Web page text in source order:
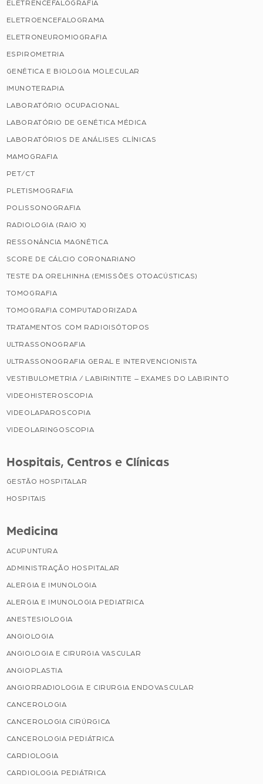
ELETRENCEFALOGRAFIA
ELETROENCEFALOGRAMA
ELETRONEUROMIOGRAFIA
ESPIROMETRIA
GENÉTICA E BIOLOGIA MOLECULAR
IMUNOTERAPIA
LABORATÓRIO OCUPACIONAL
LABORATÓRIO DE GENÉTICA MÉDICA
LABORATÓRIOS DE ANÁLISES CLÍNICAS
MAMOGRAFIA
PET/CT
PLETISMOGRAFIA
POLISSONOGRAFIA
RADIOLOGIA (RAIO X)
RESSONÂNCIA MAGNÉTICA
SCORE DE CÁLCIO CORONARIANO
TESTE DA ORELHINHA (EMISSÕES OTOACÚSTICAS)
TOMOGRAFIA
TOMOGRAFIA COMPUTADORIZADA
TRATAMENTOS COM RADIOISÓTOPOS
ULTRASSONOGRAFIA
ULTRASSONOGRAFIA GERAL E INTERVENCIONISTA
VESTIBULOMETRIA / LABIRINTITE – EXAMES DO LABIRINTO
VIDEOHISTEROSCOPIA
VIDEOLAPAROSCOPIA
VIDEOLARINGOSCOPIA
Hospitais, Centros e Clínicas
GESTÃO HOSPITALAR
HOSPITAIS
Medicina
ACUPUNTURA
ADMINISTRAÇÃO HOSPITALAR
ALERGIA E IMUNOLOGIA
ALERGIA E IMUNOLOGIA PEDIATRICA
ANESTESIOLOGIA
ANGIOLOGIA
ANGIOLOGIA E CIRURGIA VASCULAR
ANGIOPLASTIA
ANGIORRADIOLOGIA E CIRURGIA ENDOVASCULAR
CANCEROLOGIA
CANCEROLOGIA CIRÚRGICA
CANCEROLOGIA PEDIÁTRICA
CARDIOLOGIA
CARDIOLOGIA PEDIÁTRICA